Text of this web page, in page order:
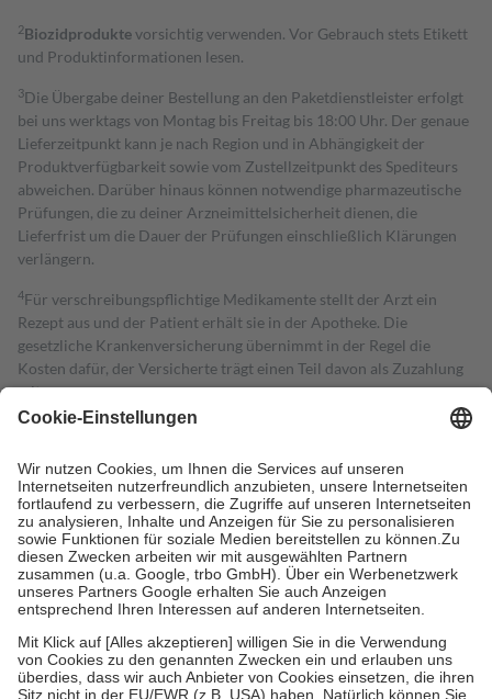
2Biozidproduktevorsichtig verwenden. Vor Gebrauch stets Etikett
und Produktinformationen lesen.
3Die Übergabe deiner Bestellung an den Paketdienstleister erfolgt
bei uns werktags von Montag bis Freitag bis 18:00 Uhr. Der genaue
Lieferzeitpunkt kann je nach Region und in Abhängigkeit der
Produktverfügbarkeit sowie vom Zustellzeitpunkt des Spediteurs
abweichen. Darüber hinaus können notwendige pharmazeutische
Prüfungen, die zu deiner Arzneimittelsicherheit dienen, die
Lieferfrist um die Dauer der Prüfungen einschließlich Klärungen
verlängern.
4Für verschreibungspflichtige Medikamente stellt der Arzt ein
Rezept aus und der Patient erhält sie in der Apotheke. Die
gesetzliche Krankenversicherung übernimmt in der Regel die
Kosten dafür, der Versicherte trägt einen Teil davon als Zuzahlung
mit.
Grundsätzlich leisten Mitglieder Zuzahlungen in Höhe von zehn
höchstens zehn Euro.
Es sind jedoch nie mehr als die tatsächlichen
Kosten der Leistung zu entrichten.
Diese Regeln gelten grundsätzlich auch für Online-Apotheken.
Bei Heilmitteln und häuslicher Krankenpflege beträgt die
Zuzahlung zehn Prozent der Kosten sowie zehn Euro je
Verordnung.
Um das Engagement der Versicherten für ihre eigene Gesundheit zu
stärken und die besondere Stellung der Familie zu unterstützen,
fallenkeine Zuzahlungenan bei:
• Kindern und Jugendlichen bis zum vollendeten 18. Lebensjahr
mit Ausnahme der Fahrkosten